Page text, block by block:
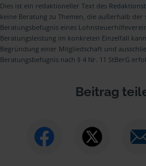
Dies ist ein redaktioneller Text des
keine Beratung zu Themen, die außerhalb der
Beratungsbefugnis eines
Beratungsleistung im konkreten Einzelfall
Begründung einer Mitgliedschaft und
Beratungsbefugnis nach § 4 Nr. 11 StBerG
Beitrag